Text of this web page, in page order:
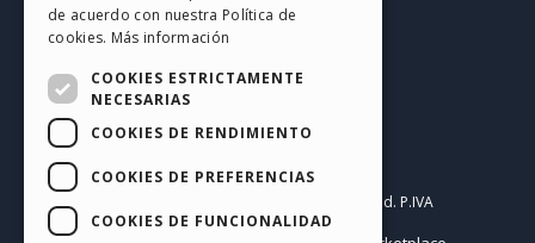
Mis Créditos
Español
Copyright © 2026
All rights reserved. P.IVA
IT07514640015
SPANISH
RUSSIAN
FRENCH
de acuerdo con nuestra Política de
cookies. Más información
COOKIES ESTRICTAMENTE
NECESARIAS
COOKIES DE RENDIMIENTO
COOKIES DE PREFERENCIAS
COOKIES DE FUNCIONALIDAD